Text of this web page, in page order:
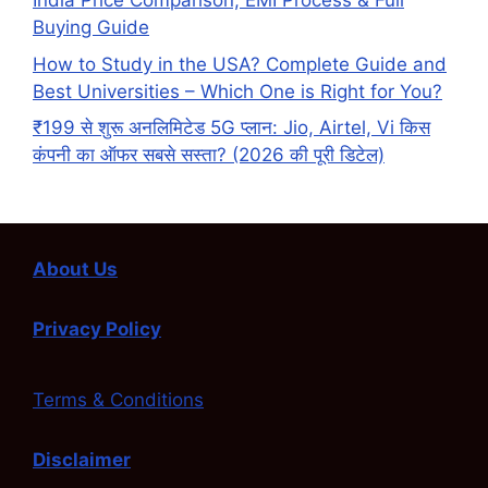
Buying Guide
How to Study in the USA? Complete Guide and
Best Universities – Which One is Right for You?
₹199 से शुरू अनलिमिटेड 5G प्लान: Jio, Airtel, Vi किस
कंपनी का ऑफर सबसे सस्ता? (2026 की पूरी डिटेल)
About Us
Privacy Policy
Terms & Conditions
Disclaimer